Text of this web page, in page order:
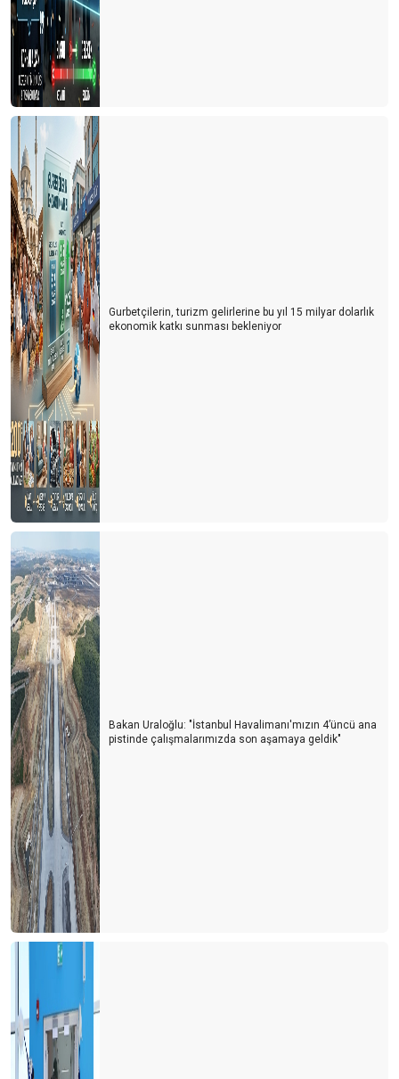
Gurbetçilerin, turizm gelirlerine bu yıl 15 milyar dolarlık
ekonomik katkı sunması bekleniyor
Bakan Uraloğlu: "İstanbul Havalimanı'mızın 4’üncü ana
pistinde çalışmalarımızda son aşamaya geldik"